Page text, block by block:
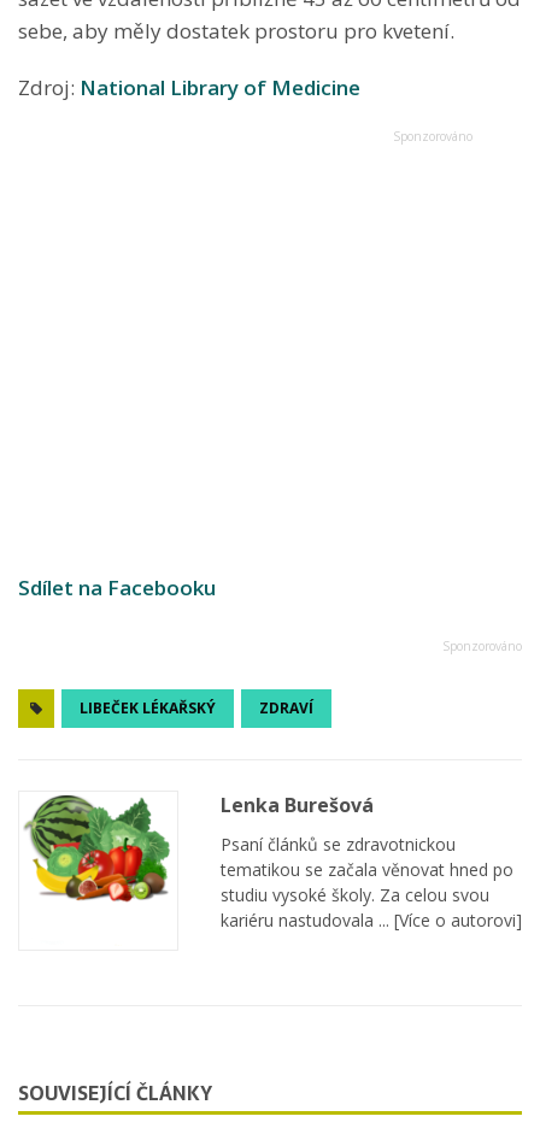
sebe, aby měly dostatek prostoru pro kvetení.
Zdroj: National Library of Medicine
Sdílet na Facebooku
LIBEČEK LÉKAŘSKÝ ZDRAVÍ
Lenka Burešová
Psaní článků se zdravotnickou
tematikou se začala věnovat hned po
studiu vysoké školy. Za celou svou
kariéru nastudovala ... [Více o autorovi]
SOUVISEJÍCÍ ČLÁNKY